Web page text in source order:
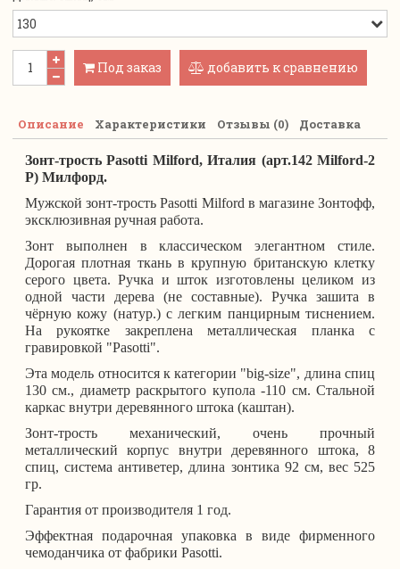
Под заказ добавить к сравнению
Описание Характеристики Отзывы (0) Доставка
Зонт-трость Pasotti Milford, Италия (арт.142 Milford-2
P) Милфорд.
Мужской зонт-трость Pasotti Milford в магазине Зонтофф,
эксклюзивная ручная работа.
Зонт выполнен в классическом элегантном стиле.
Дорогая плотная ткань в крупную британскую клетку
серого цвета.Ручка и шток изготовлены целиком из
одной части дерева (не составные). Ручка зашита в
чёрную кожу (натур.) с легким панцирным тиснением.
На рукоятке закреплена металлическая планка с
гравировкой "Pasotti".
Эта модель относится к категории "big-size", длина спиц
130 см., диаметр раскрытого купола -110 см. Стальной
каркас внутри деревянного штока (каштан).
Зонт-трость механический, очень прочный
металлический корпус внутри деревянного штока, 8
спиц, система антиветер, длина зонтика 92 см, вес 525
гр.
Гарантия от производителя 1 год.
Эффектная подарочная упаковка в виде фирменного
чемоданчика от фабрики Pasotti.